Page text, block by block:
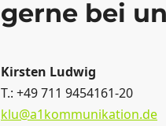
gerne bei
Kirsten Ludwig
T.: +49 711 9454161-20
klu@a1kommunikation.de